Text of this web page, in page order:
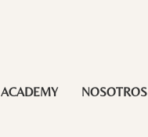
ACADEMY NOSOTROS